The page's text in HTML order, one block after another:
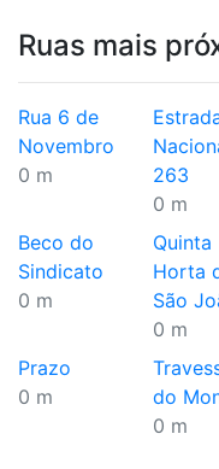
Ruas mais
Rua 6 de
Novembro
0 m
263
0 m
Beco do
Sindicato
0 m
Quinta
Horta
São
0 m
Prazo
0 m
do
0 m